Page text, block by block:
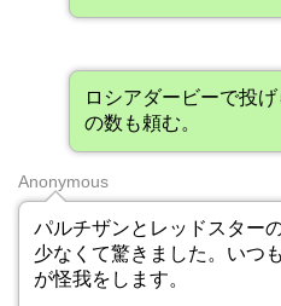
ロシアダービーで投
の数も頼む。
Anonymous
パルチザンとレッドスター
少なくて驚きました。いつ
が怪我をします。